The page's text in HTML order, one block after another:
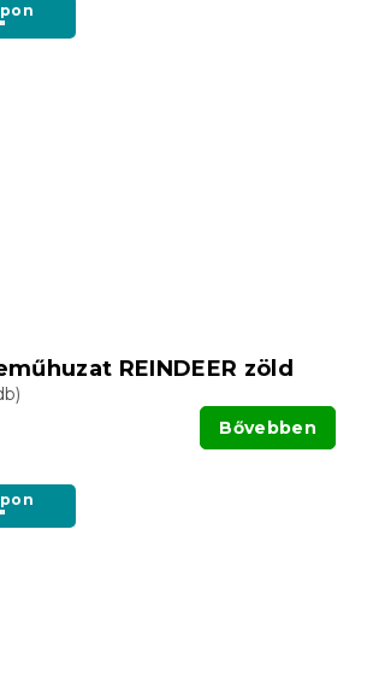
REINDEER zöld
Bővebben